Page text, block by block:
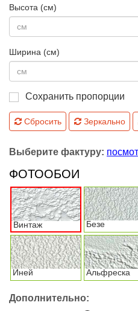
Высота (см)
Ширина (см)
Сохранить пропорции
Сбросить Зеркально
Выберите фактуру:
ФОТООБОИ
Винтаж Безе
Иней Альфреска
Дополнительно: